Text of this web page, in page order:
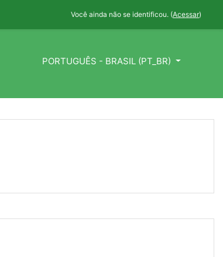
Você ainda não se identificou. (Acessar)
PORTUGUÊS - BRASIL ‎(PT_BR)‎